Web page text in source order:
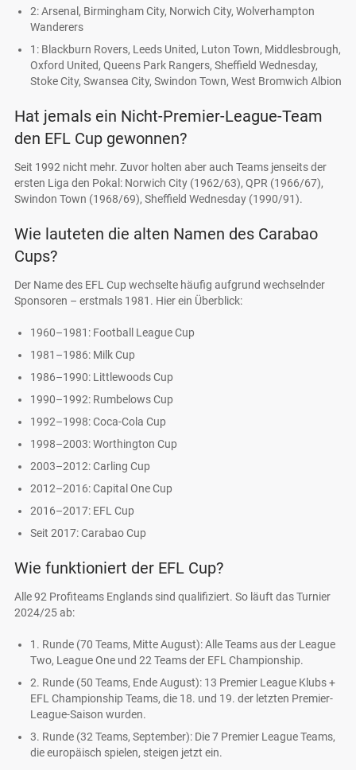
2: Arsenal, Birmingham City, Norwich City, Wolverhampton
Wanderers
1: Blackburn Rovers, Leeds United, Luton Town, Middlesbrough,
Oxford United, Queens Park Rangers, Sheffield Wednesday,
Stoke City, Swansea City, Swindon Town, West Bromwich Albion
Hat jemals ein Nicht-Premier-League-Team
den EFL Cup gewonnen?
Seit 1992 nicht mehr. Zuvor holten aber auch Teams jenseits der
ersten Liga den Pokal: Norwich City (1962/63), QPR (1966/67),
Swindon Town (1968/69), Sheffield Wednesday (1990/91).
Wie lauteten die alten Namen des Carabao
Cups?
Der Name des EFL Cup wechselte häufig aufgrund wechselnder
Sponsoren – erstmals 1981. Hier ein Überblick:
1960–1981: Football League Cup
1981–1986: Milk Cup
1986–1990: Littlewoods Cup
1990–1992: Rumbelows Cup
1992–1998: Coca-Cola Cup
1998–2003: Worthington Cup
2003–2012: Carling Cup
2012–2016: Capital One Cup
2016–2017: EFL Cup
Seit 2017: Carabao Cup
Wie funktioniert der EFL Cup?
Alle 92 Profiteams Englands sind qualifiziert. So läuft das Turnier
2024/25 ab:
1. Runde (70 Teams, Mitte August): Alle Teams aus der League
Two, League One und 22 Teams der EFL Championship.
2. Runde (50 Teams, Ende August): 13 Premier League Klubs +
EFL Championship Teams, die 18. und 19. der letzten Premier-
League-Saison wurden.
3. Runde (32 Teams, September): Die 7 Premier League Teams,
die europäisch spielen, steigen jetzt ein.